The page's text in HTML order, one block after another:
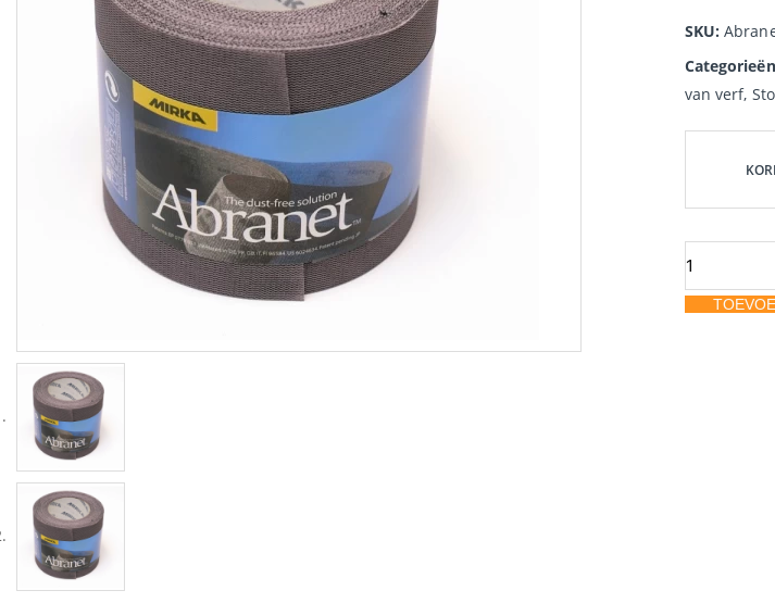
SKU:
Categorieën
van verf,
mm
x
10